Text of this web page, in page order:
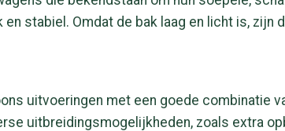
stabiel. Omdat de bak laag en licht is,
uitvoeringen met een goede combinatie
uitbreidingsmogelijkheden, zoals extra